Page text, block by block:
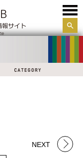
サイ
NEXT